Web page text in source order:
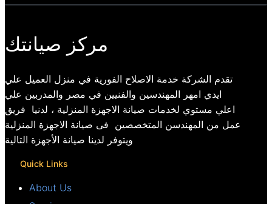
مركز صيانتك
تقدم الشركة خدمة الاصلاح الفورية في منزل العميل علي
ايدي امهر المهندسين والفنيين في مصر والمدربين علي
اعلي مستوي لخدمات صيانة الاجهزة المنزلية ، لدنيا فريق
عمل من المهندسن المتخصصين فى صيانة الاجهزة المنزلية
ويتوفر لدينا صيانة الأجهزة التالية
Quick Links
About Us